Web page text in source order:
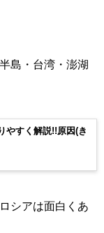
島・台湾・澎湖
やすく解説!!原因(き
シアは面白くあ